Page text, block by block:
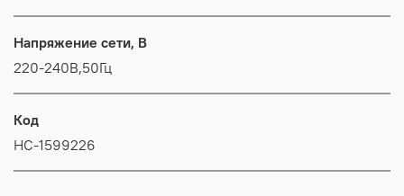
Напряжение сети, В
220-240В,50Гц
Код
НС-1599226